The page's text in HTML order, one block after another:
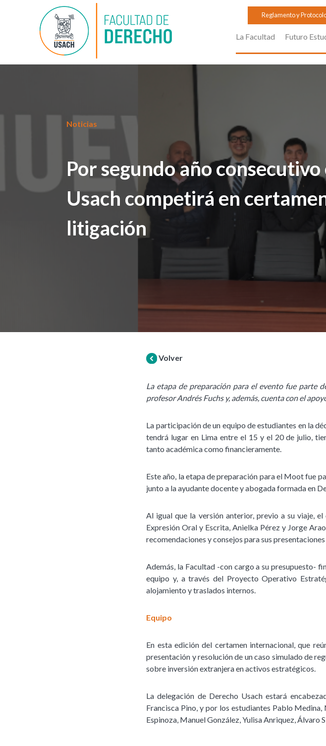
Reglamento y
La Facultad Futuro
Noticias
Por segundo año
Usach competirá en
litigación
Volver
La etapa de preparación para el evento fue parte
profesor Andrés Fuchs y, además, cuenta con el
La participación de un equipo de estudiantes en la
tendrá lugar en Lima entre el 15 y el 20 de julio,
tanto académica como financieramente.
Este año, la etapa de preparación para el Moot fue
junto a la ayudante docente y abogada formada en
Al igual que la versión anterior, previo a su viaje,
Expresión Oral y Escrita, Anielka Pérez y Jorge
recomendaciones y consejos para sus
Además, la Facultad -con cargo a su presupuesto-
equipo y, a través del Proyecto Operativo
alojamiento y traslados internos.
Equipo
En esta edición del certamen internacional, que
presentación y resolución de un caso simulado de
sobre inversión extranjera en activos estratégicos.
La delegación de Derecho Usach estará
Francisca Pino, y por los estudiantes Pablo
Espinoza, Manuel González, Yulisa Anriquez, Álvaro